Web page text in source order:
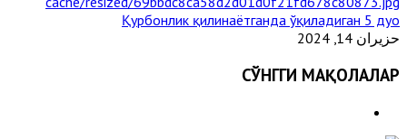
Қурбонлик қилинаётганда ўқиладиган 5 дуо
حزيران 14, 2024
СЎНГГИ МАҚОЛАЛАР